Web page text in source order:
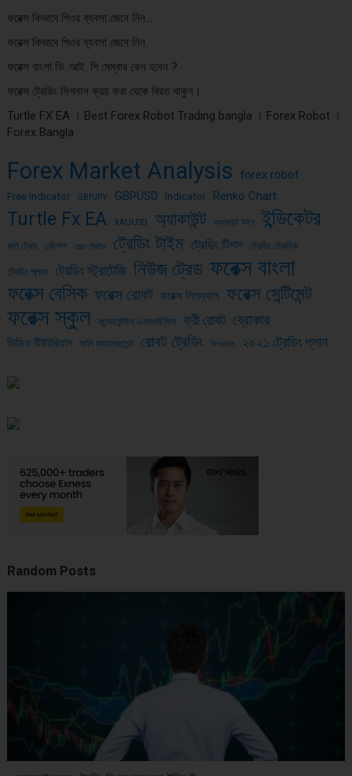
ফরেক্স কিভাবে পিওর ব্যবসা জেনে নিন…
ফরেক্স কিভাবে পিওর ব্যবসা জেনে নিন.
ফরেক্স বাংলা ভি .আই. পি মেম্বার কেন হবেন ?
ফরেক্স ট্রেডিং সিগনাল ক্রয় করা থেকে বিরত থাকুন।
Turtle FX EA । Best Forex Robot Trading bangla । Forex Robot ।
Forex Bangla
Forex Market Analysis forex robot
Free Indicator GBPJPY GBPUSD Indicator Renko Chart
Turtle Fx EA XAUUSD অ্যাকাউন্ট অ্যাকাউন্ট টাইপ ইন্ডিকেটর
কপি ট্রেড কৌশল গোল্ড ট্রেডিং ট্রেডিং টাইম ট্রেডিং টিপস ট্রেডিং টেকনিক
ট্রেডিং প্লান ট্রেডিং স্ট্রাটেজি নিউজ ট্রেড ফরেক্স বাংলা
ফরেক্স বেসিক ফরেক্স রোবট ফরেক্স সিগন্যাল ফরেক্স সেন্টিমেন্ট
ফরেক্স স্কুল ফান্ডামেন্টাল এনালাইসিস ফ্রী রোবট ব্রোকার
ভিডিও টিউটরিয়াল মানি ম্যানেজমেন্ট রোবট ট্রেডিং সিগন্যাল ২০২১ ট্রেডিং প্লান
Random Posts